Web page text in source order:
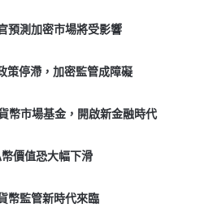
預測加密市場將受影響
策停滯，加密監管成障礙
幣市場基金，開啟新金融時代
價值恐大幅下滑
幣監管新時代來臨